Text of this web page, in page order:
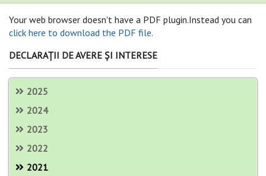
Your web browser doesn't have a PDF plugin.Instead you can
click here to download the PDF file.
DECLARAȚII DE AVERE ȘI INTERESE
2025
2024
2023
2022
2021